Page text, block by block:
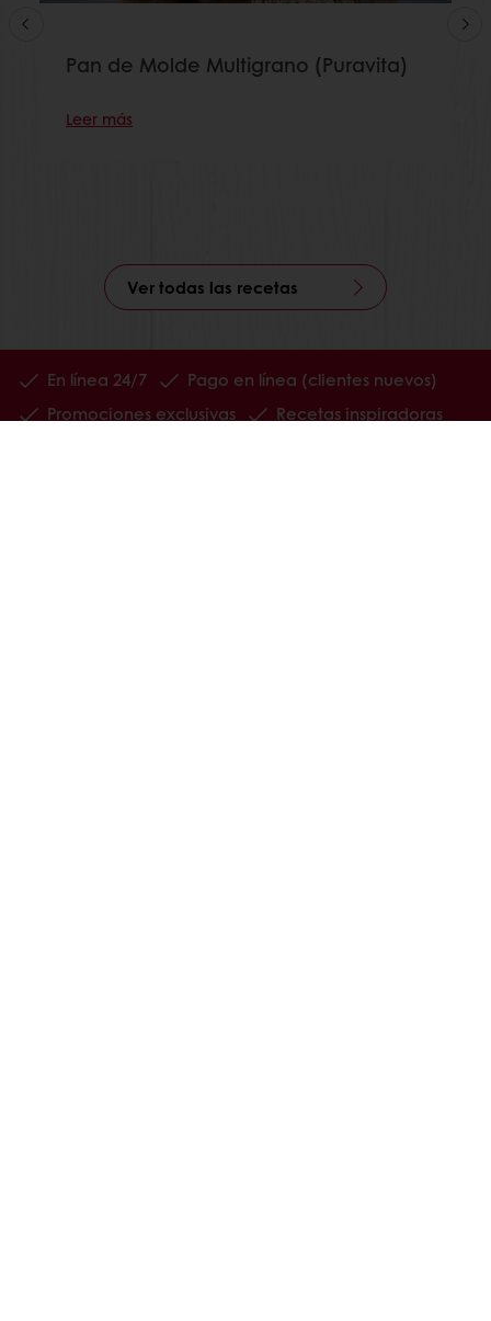
Pan de Molde Multigrano (Puravita)
Leer más
Ver todas las recetas
En línea 24/7
Pago en línea (clientes nuevos)
Promociones exclusivas
Recetas inspiradoras